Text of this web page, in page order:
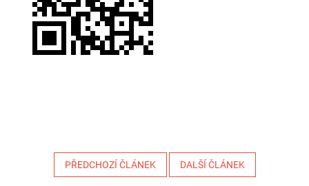
PŘEDCHOZÍ ČLÁNEK DALŠÍ ČLÁNEK